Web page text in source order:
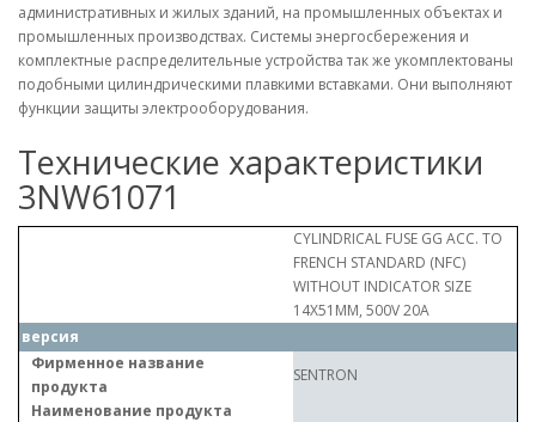
административных и жилых зданий, на промышленных объектах и
промышленных производствах. Системы энергосбережения и
комплектные распределительные устройства так же укомплектованы
подобными цилиндрическими плавкими вставками. Они выполняют
функции защиты электрооборудования.
Технические характеристики
3NW61071
CYLINDRICAL FUSE GG ACC. TO
FRENCH STANDARD (NFC)
WITHOUT INDICATOR SIZE
14X51MM, 500V 20A
версия
Фирменное название
продукта
SENTRON
Наименование продукта